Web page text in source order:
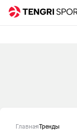
ГлавнаяТренды